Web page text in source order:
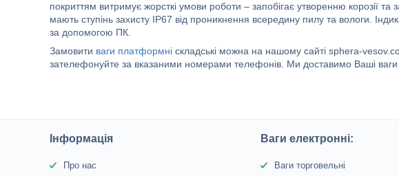
покриттям витримує жорсткі умови роботи – запобігає утворенню корозії
мають ступінь захисту IP67 від проникнення всередину пилу та вологи.
за допомогою ПК.
Замовити ваги платформні складські можна на нашому сайті sphera-
зателефонуйте за вказаними номерами телефонів. Ми доставимо Ваші ваги
Інформація
Про нас
Ваги електронні:
Ваги торговельні